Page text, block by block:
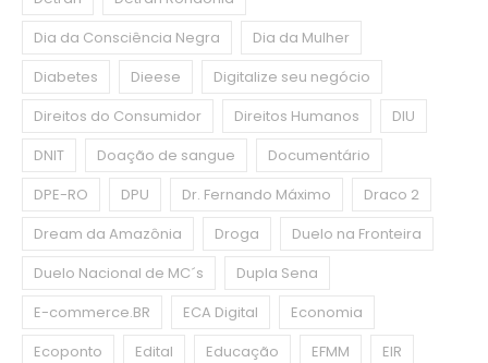
Dia da Consciência Negra
Dia da Mulher
Diabetes
Dieese
Digitalize seu negócio
Direitos do Consumidor
Direitos Humanos
DIU
DNIT
Doação de sangue
Documentário
DPE-RO
DPU Dr. Fernando Máximo
Draco 2
Dream da Amazônia
Droga
Duelo na Fronteira
Duelo Nacional de MC´s
Dupla Sena
E-commerce.BR
ECA Digital
Economia
Ecoponto
Edital Educação EFMM
EIR